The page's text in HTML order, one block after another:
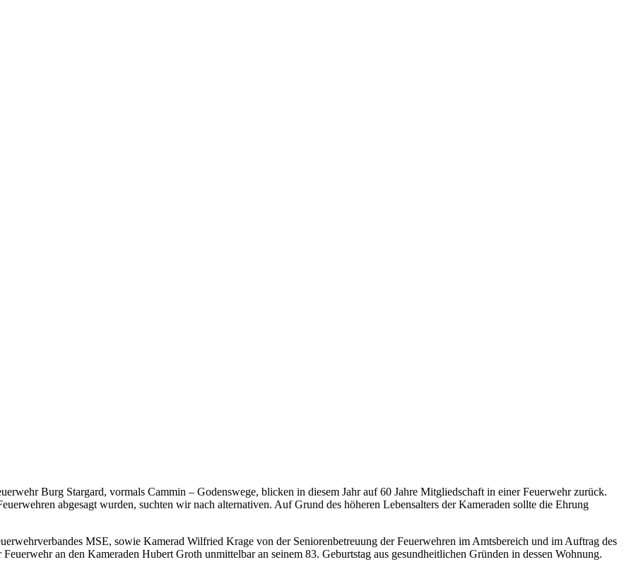
Burg Stargard, vormals Cammin – Godenswege, blicken in diesem Jahr auf 60 Jahre Mitgliedschaft in einer Feuerwehr zurück.
abgesagt wurden, suchten wir nach alternativen. Auf Grund des höheren Lebensalters der Kameraden sollte die Ehrung
MSE, sowie Kamerad Wilfried Krage von der Seniorenbetreuung der Feuerwehren im Amtsbereich und im Auftrag des
an den Kameraden Hubert Groth unmittelbar an seinem 83. Geburtstag aus gesundheitlichen Gründen in dessen Wohnung.